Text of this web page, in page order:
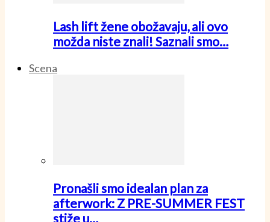
Lash lift žene obožavaju, ali ovo
možda niste znali! Saznali smo…
Scena
Pronašli smo idealan plan za
afterwork: Z PRE-SUMMER FEST
stiže u…